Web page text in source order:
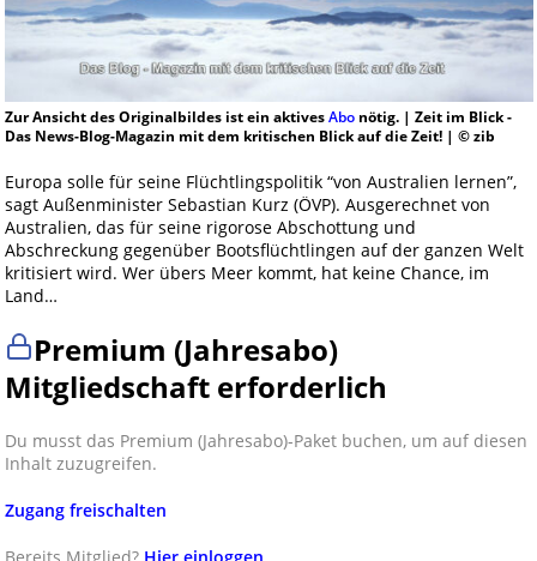
Zur Ansicht des Originalbildes ist ein aktivesAbonötig. | Zeit im Blick -
Das News-Blog-Magazin mit dem kritischen Blick auf die Zeit! | © zib
Europa solle für seine Flüchtlingspolitik “von Australien lernen”,
sagt Außenminister Sebastian Kurz (ÖVP). Ausgerechnet von
Australien, das für seine rigorose Abschottung und
Abschreckung gegenüber Bootsflüchtlingen auf der ganzen Welt
kritisiert wird. Wer übers Meer kommt, hat keine Chance, im
Land…
Premium (Jahresabo)
Mitgliedschaft erforderlich
Du musst das Premium (Jahresabo)-Paket buchen, um auf diesen
Inhalt zuzugreifen.
Zugang freischalten